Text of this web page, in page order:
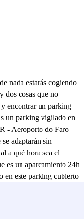
nada estarás cogiendo
dos cosas que no
encontrar un parking
un parking vigilado en
- Aeroporto do Faro
adaptarán sin
a qué hora sea el
es un aparcamiento 24h
en este parking cubierto
este parking en el